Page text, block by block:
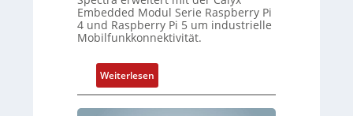
n
e
C
s
t
Embedded Modul Serie Raspberry Pi
4 und Raspberry Pi 5 um industrielle
Mobilfunkkonnektivität.
Weiterlesen
M
o